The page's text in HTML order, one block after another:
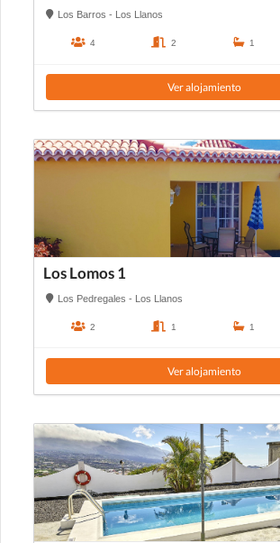
Los Barros - Los Llanos
4 2 1
Ver alojamiento
Los Lomos 1
Los Pedregales - Los Llanos
2 1 1
Ver alojamiento